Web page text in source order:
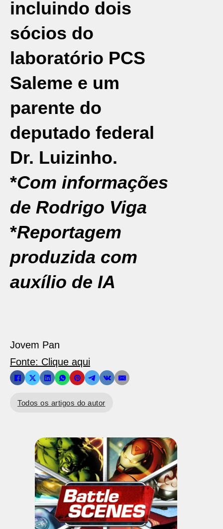
incluindo dois
sócios do
laboratório PCS
Saleme e um
parente do
deputado federal
Dr. Luizinho.
*Com informações
de Rodrigo Viga
*Reportagem
produzida com
auxílio de IA
Jovem Pan
Fonte: Clique aqui
Todos os artigos do autor